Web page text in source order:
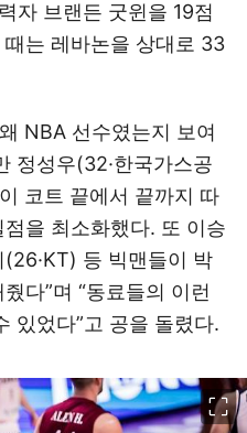
자 브랜든 굿윈을 19점
때는 레바논을 상대로 33
NBA 선수였는지 보여
정성우(32·한국가스공
코트 끝에서 끝까지 따
을 최소화했다. 또 이승
등 빅맨들이 박
다”며 “동료들의 이런
있었다”고 공을 돌렸다.